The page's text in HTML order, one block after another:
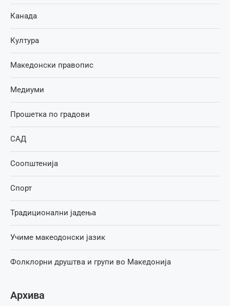
Канада
Култура
Македонски правопис
Медиуми
Прошетка по градови
САД
Соопштенија
Спорт
Традиционални јадења
Учиме макеодонски јазик
Фолклорни друштва и групи во Македонија
Архива